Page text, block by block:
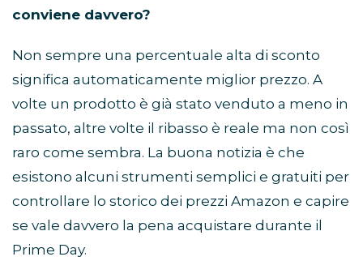
conviene davvero?
Non sempre una percentuale alta di sconto
significa automaticamente miglior prezzo. A
volte un prodotto è già stato venduto a meno in
passato, altre volte il ribasso è reale ma non così
raro come sembra. La buona notizia è che
esistono alcuni strumenti semplici e gratuiti per
controllare lo storico dei prezzi Amazon e capire
se vale davvero la pena acquistare durante il
Prime Day.